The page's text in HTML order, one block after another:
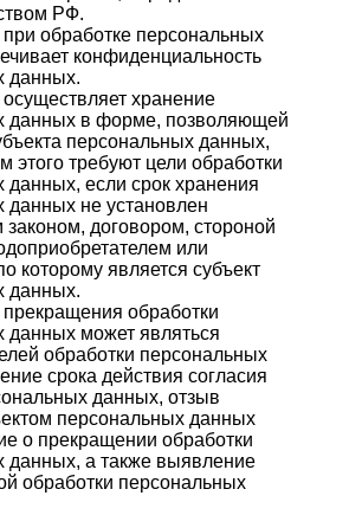
РФ.
обработке персональных
конфиденциальность
данных.
хранение
данных в форме, позволяющей
персональных данных,
этого требуют цели обработки
данных, если срок хранения
данных не установлен
договором, стороной
или
которому является субъект
данных.
обработки
данных может являться
обработки персональных
срока действия согласия
данных, отзыв
персональных данных
о прекращении обработки
данных, а также выявление
обработки персональных